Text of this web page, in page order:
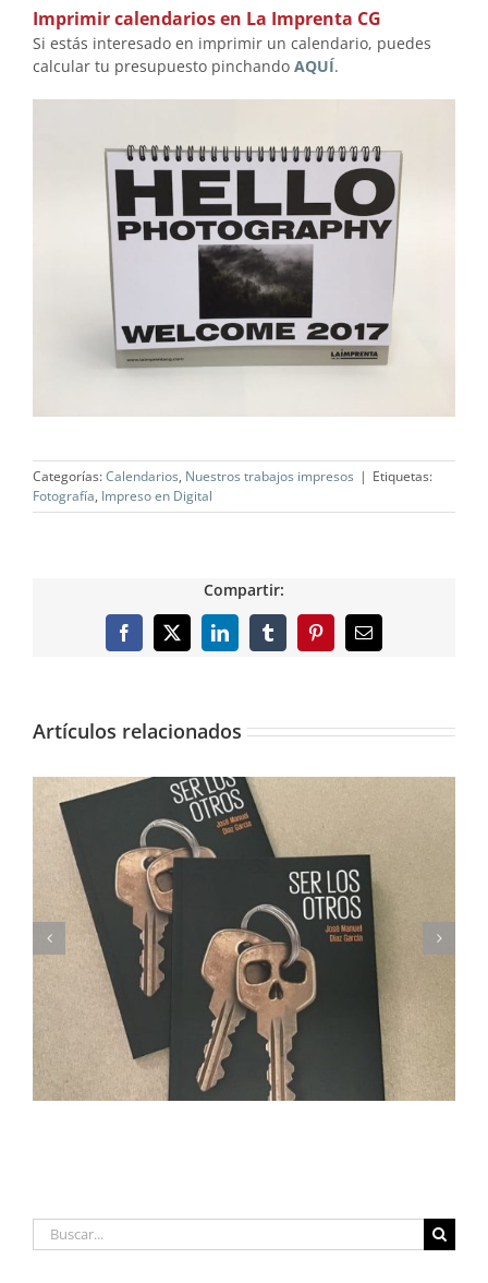
Imprimir calendarios en La Imprenta CG
Si estás interesado en imprimir un calendario, puedes
calcular tu presupuesto pinchando AQUÍ.
Categorías:Calendarios, Nuestros trabajos impresos | Etiquetas:
Fotografía, Impreso en Digital
Compartir:
Facebook
X LinkedInTumblrPinterestCorreo
electrónico
Artículos relacionados
Imprimimos Proscripti, la nueva novela de Ian S.
Martin
Buscar: